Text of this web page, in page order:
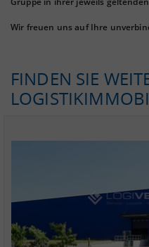
Wir freuen uns auf Ihre
FINDEN SIE